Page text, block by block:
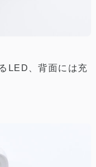
LED、背面には充